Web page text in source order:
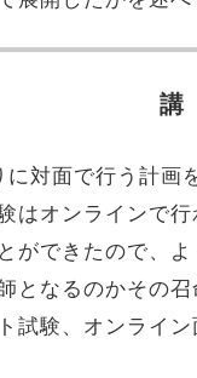
対面で行う計画
はオンラインで
ができたので、
となるのかその
試験、オンライ